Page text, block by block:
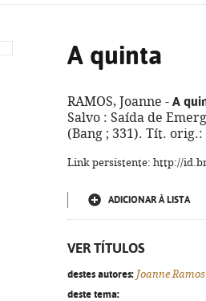
A quinta
RAMOS, Joanne - A
Salvo : Saída de
(Bang ; 331). Tít. orig.:
Link persistente: http://
ADICIONAR À LISTA
VER TÍTULOS
destes autores: Joanne Ramos
deste tema: